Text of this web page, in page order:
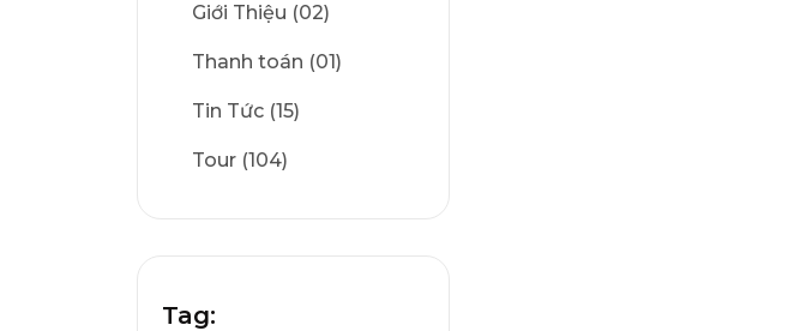
Giới Thiệu (02)
Thanh toán (01)
Tin Tức (15)
Tour (104)
Tag: